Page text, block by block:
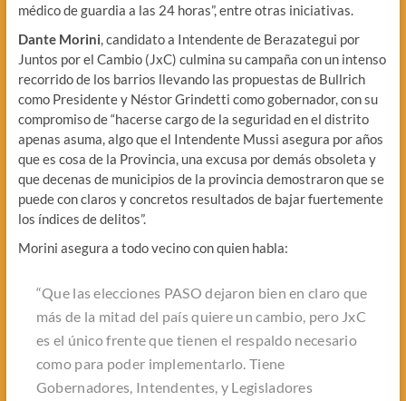
médico de guardia a las 24 horas”, entre otras iniciativas.
Dante Morini, candidato a Intendente de Berazategui por
Juntos por el Cambio (JxC) culmina su campaña con un intenso
recorrido de los barrios llevando las propuestas de Bullrich
como Presidente y Néstor Grindetti como gobernador, con su
compromiso de “hacerse cargo de la seguridad en el distrito
apenas asuma, algo que el Intendente Mussi asegura por años
que es cosa de la Provincia, una excusa por demás obsoleta y
que decenas de municipios de la provincia demostraron que se
puede con claros y concretos resultados de bajar fuertemente
los índices de delitos”.
Morini asegura a todo vecino con quien habla:
“Que las elecciones PASO dejaron bien en claro que
más de la mitad del país quiere un cambio, pero JxC
es el único frente que tienen el respaldo necesario
como para poder implementarlo. Tiene
Gobernadores, Intendentes, y Legisladores